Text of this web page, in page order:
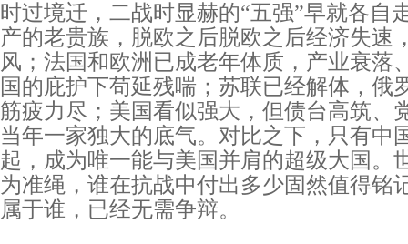
时过境迁，二战时显赫的“五强”早就各自
产的老贵族，脱欧之后脱欧之后经济失速
风；法国和欧洲已成老年体质，产业衰落
国的庇护下苟延残喘；苏联已经解体，俄
筋疲力尽；美国看似强大，但债台高筑、
当年一家独大的底气。对比之下，只有中
起，成为唯一能与美国并肩的超级大国。
为准绳，谁在抗战中付出多少固然值得铭
属于谁，已经无需争辩。